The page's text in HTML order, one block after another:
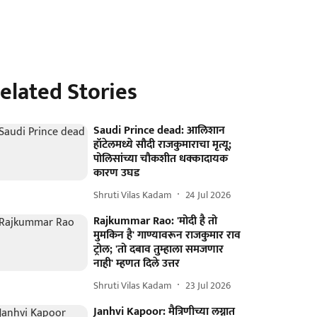
Stories
Saudi Prince dead: आलिशान
हॉटेलमध्ये सौदी राजकुमाराचा मृत्यू;
पोलिसांच्या चौकशीत धक्कादायक
कारण उघड
Shruti Vilas Kadam 24 Jul 2026
Rajkummar Rao: 'मोदी है तो
मुमकिन है' गाण्यावरून राजकुमार राव
ट्रोल; 'तो दबाव तुम्हाला समजणार
नाही' म्हणत दिले उत्तर
Shruti Vilas Kadam 23 Jul 2026
Janhvi Kapoor: मैत्रिणीच्या लग्नात